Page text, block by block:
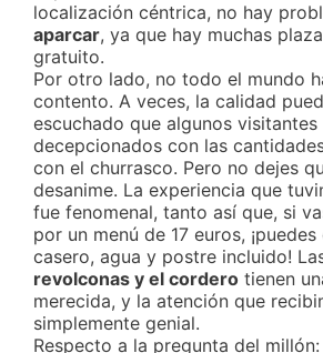
localización céntrica, no hay
aparcar, ya que hay muchas
gratuito.
Por otro lado, no todo el mundo
contento. A veces, la calidad
escuchado que algunos visitantes
decepcionados con las
con el churrasco. Pero no dejes
desanime. La experiencia que
fue fenomenal, tanto así que, si
por un menú de 17 euros,
casero, agua y postre incluido!
revolconas y el cordero tienen
merecida, y la atención que
simplemente genial.
Respecto a la pregunta del